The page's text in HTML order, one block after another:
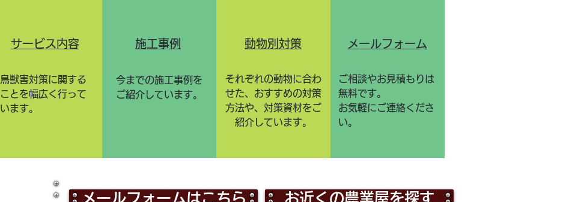
サービス内容
鳥獣害対策に関する
ことを幅広く行って
います。
施工事例
今までの施工事例を
ご紹介しています。
動物別対策
それぞれの動物に合わ
せた、おすすめの対策
方法や、対策資材をご
紹介しています。
メールフォーム
ご相談やお見積もりは
無料です。
お気軽にご連絡くださ
い。
メールフォームはこちら お近くの農業屋を探す